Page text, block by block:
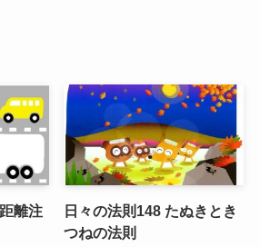
離注
日々の法則148 たぬきとき
つねの法則